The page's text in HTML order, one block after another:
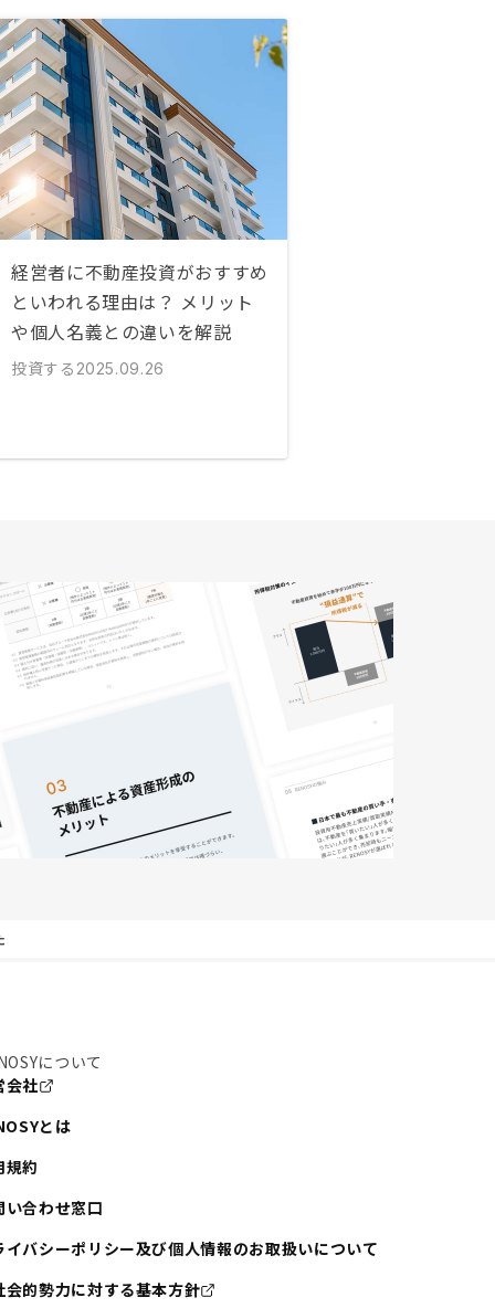
経営者に不動産投資がおすすめ
といわれる理由は？ メリット
や個人名義との違いを解説
投資する 2025.09.26
について
会社
とは
規約
い合わせ窓口
イバシーポリシー及び個人情報のお取扱いについて
会的勢力に対する基本方針